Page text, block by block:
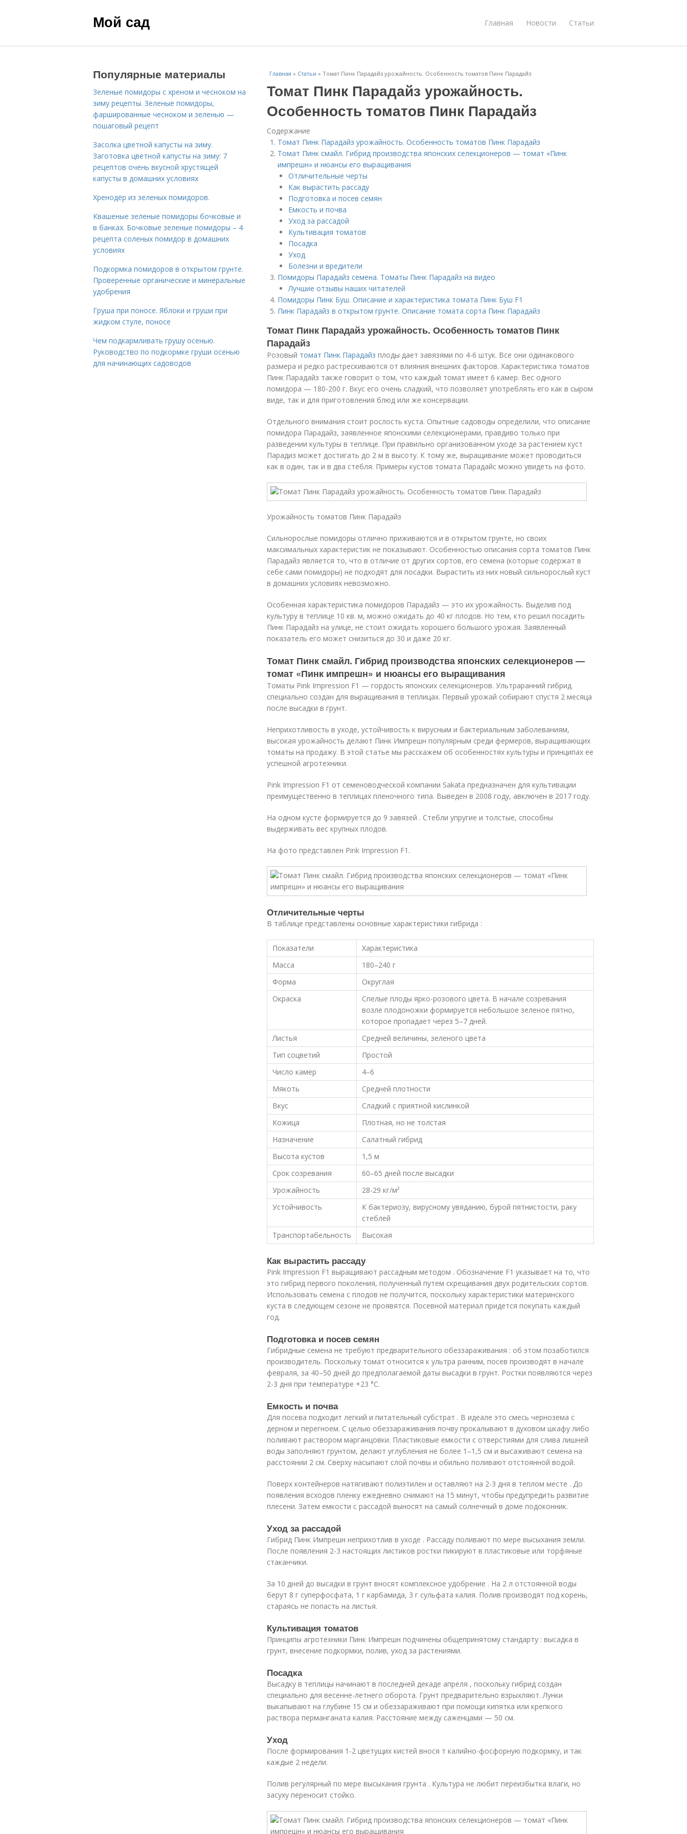
Мой сад Главная Новости Статьи
Главная » Статьи » Томат Пинк Парадайз урожайность. Особенность томатов Пинк Парадайз
Томат Пинк Парадайз урожайность.
Особенность томатов Пинк Парадайз
Содержание
Томат Пинк Парадайз урожайность. Особенность томатов Пинк Парадайз
Томат Пинк смайл. Гибрид производства японских селекционеров — томат «Пинк
импрешн» и нюансы его выращивания
Отличительные черты
Как вырастить рассаду
Подготовка и посев семян
Емкость и почва
Уход за рассадой
Культивация томатов
Посадка
Уход
Болезни и вредители
Помидоры Парадайз семена. Томаты Пинк Парадайз на видео
Лучшие отзывы наших читателей
Помидоры Пинк Буш. Описание и характеристика томата Пинк Буш F1
Пинк Парадайз в открытом грунте. Описание томата сорта Пинк Парадайз
Томат Пинк Парадайз урожайность. Особенность томатов Пинк
Парадайз
Розовый томат Пинк Парадайз плоды дает завязями по 4-6 штук. Все они одинакового
размера и редко растрескиваются от влияния внешних факторов. Характеристика томатов
Пинк Парадайз также говорит о том, что каждый томат имеет 6 камер. Вес одного
помидора — 180-200 г. Вкус его очень сладкий, что позволяет употреблять его как в сыром
виде, так и для приготовления блюд или же консервации.
Отдельного внимания стоит рослость куста. Опытные садоводы определили, что описание
помидора Парадайз, заявленное японскими селекционерами, правдиво только при
разведении культуры в теплице. При правильно организованном уходе за растением куст
Парадиз может достигать до 2 м в высоту. К тому же, выращивание может проводиться
как в один, так и в два стебля. Примеры кустов томата Парадайс можно увидеть на фото.
Урожайность томатов Пинк Парадайз
Сильнорослые помидоры отлично приживаются и в открытом грунте, но своих
максимальных характеристик не показывают. Особенностью описания сорта томатов Пинк
Парадайз является то, что в отличие от других сортов, его семена (которые содержат в
себе сами помидоры) не подходят для посадки. Вырастить из них новый сильнорослый куст
в домашних условиях невозможно.
Особенная характеристика помидоров Парадайз — это их урожайность. Выделив под
культуру в теплице 10 кв. м, можно ожидать до 40 кг плодов. Но тем, кто решил посадить
Пинк Парадайз на улице, не стоит ожидать хорошего большого урожая. Заявленный
показатель его может снизиться до 30 и даже 20 кг.
Томат Пинк смайл. Гибрид производства японских селекционеров —
томат «Пинк импрешн» и нюансы его выращивания
Томаты Pink Impression F1 — гордость японских селекционеров. Ультраранний гибрид
специально создан для выращивания в теплицах. Первый урожай собирают спустя 2 месяца
после высадки в грунт.
Неприхотливость в уходе, устойчивость к вирусным и бактериальным заболеваниям,
высокая урожайность делают Пинк Импрешн популярным среди фермеров, выращивающих
томаты на продажу. В этой статье мы расскажем об особенностях культуры и принципах ее
успешной агротехники.
Pink Impression F1 от семеноводческой компании Sakata предназначен для культивации
преимущественно в теплицах пленочного типа. Выведен в 2008 году, авключен в 2017 году.
На одном кусте формируется до 9 завязей . Стебли упругие и толстые, способны
выдерживать вес крупных плодов.
На фото представлен Pink Impression F1.
Отличительные черты
В таблице представлены основные характеристики гибрида :
Показатели
Характеристика
Масса
180–240 г
Форма
Округлая
Окраска
Спелые плоды ярко-розового цвета. В начале созревания
возле плодоножки формируется небольшое зеленое пятно,
которое пропадает через 5–7 дней.
Листья
Средней величины, зеленого цвета
Тип соцветий
Простой
Число камер
4–6
Мякоть
Средней плотности
Вкус
Сладкий с приятной кислинкой
Кожица
Плотная, но не толстая
Назначение
Салатный гибрид
Высота кустов
1,5 м
Срок созревания
60–65 дней после высадки
Урожайность
28-29 кг/м²
Устойчивость
К бактериозу, вирусному увяданию, бурой пятнистости, раку
стеблей
Транспортабельность
Высокая
Как вырастить рассаду
Pink Impression F1 выращивают рассадным методом . Обозначение F1 указывает на то, что
это гибрид первого поколения, полученный путем скрещивания двух родительских сортов.
Использовать семена с плодов не получится, поскольку характеристики материнского
куста в следующем сезоне не проявятся. Посевной материал придется покупать каждый
год.
Подготовка и посев семян
Гибридные семена не требуют предварительного обеззараживания : об этом позаботился
производитель. Поскольку томат относится к ультра ранним, посев производят в начале
февраля, за 40–50 дней до предполагаемой даты высадки в грунт. Ростки появляются через
2-3 дня при температуре +23 °С.
Емкость и почва
Для посева подходит легкий и питательный субстрат . В идеале это смесь чернозема с
дерном и перегноем. С целью обеззараживания почву прокалывают в духовом шкафу либо
поливают раствором марганцовки. Пластиковые емкости с отверстиями для слива лишней
воды заполняют грунтом, делают углубления не более 1–1,5 см и высаживают семена на
расстоянии 2 см. Сверху насыпают слой почвы и обильно поливают отстоянной водой.
Поверх контейнеров натягивают полиэтилен и оставляют на 2-3 дня в теплом месте . До
появления всходов пленку ежедневно снимают на 15 минут, чтобы предупредить развитие
плесени. Затем емкости с рассадой выносят на самый солнечный в доме подоконник.
Уход за рассадой
Гибрид Пинк Импрешн неприхотлив в уходе . Рассаду поливают по мере высыхания земли.
После появления 2-3 настоящих листиков ростки пикируют в пластиковые или торфяные
стаканчики.
За 10 дней до высадки в грунт вносят комплексное удобрение . На 2 л отстоянной воды
берут 8 г суперфосфата, 1 г карбамида, 3 г сульфата калия. Полив производят под корень,
стараясь не попасть на листья.
Культивация томатов
Принципы агротехники Пинк Импрешн подчинены общепринятому стандарту : высадка в
грунт, внесение подкормки, полив, уход за растениями.
Посадка
Высадку в теплицы начинают в последней декаде апреля , поскольку гибрид создан
специально для весенне-летнего оборота. Грунт предварительно взрыхляют. Лунки
выкапывают на глубине 15 см и обеззараживают при помощи кипятка или крепкого
раствора перманганата калия. Расстояние между саженцами — 50 см.
Уход
После формирования 1-2 цветущих кистей внося т калийно-фосфорную подкормку, и так
каждые 2 недели.
Полив регулярный по мере высыхания грунта . Культура не любит переизбытка влаги, но
засуху переносит стойко.
Популярные материалы
Зеленые помидоры с хреном и чесноком на
зиму рецепты. Зеленые помидоры,
фаршированные чесноком и зеленью —
пошаговый рецепт
Засолка цветной капусты на зиму.
Заготовка цветной капусты на зиму: 7
рецептов очень вкусной хрустящей
капусты в домашних условиях
Хренодёр из зеленых помидоров.
Квашеные зеленые помидоры бочковые и
в банках. Бочковые зеленые помидоры – 4
рецепта соленых помидор в домашних
условиях
Подкормка помидоров в открытом грунте.
Проверенные органические и минеральные
удобрения
Груша при поносе. Яблоки и груши при
жидком стуле, поносе
Чем подкармливать грушу осенью.
Руководство по подкормке груши осенью
для начинающих садоводов